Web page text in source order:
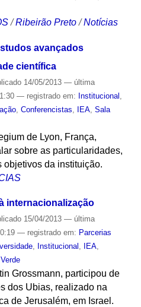
/Ribeirão Preto /Notícias
avançados
científica
14/05/2013 — última
— registrado em: Institucional
, Conferencistas IEA, Sala
de Lyon, França,
sobre as particularidades,
objetivos da instituição.
internacionalização
15/04/2013 — última
— registrado em: Parcerias
, Institucional , IEA,
Grossmann, participou de
dos Ubias, realizado na
de Jerusalém, em Israel.